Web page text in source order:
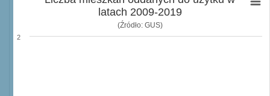
latach 2009-2019
(Źródło: GUS)
2